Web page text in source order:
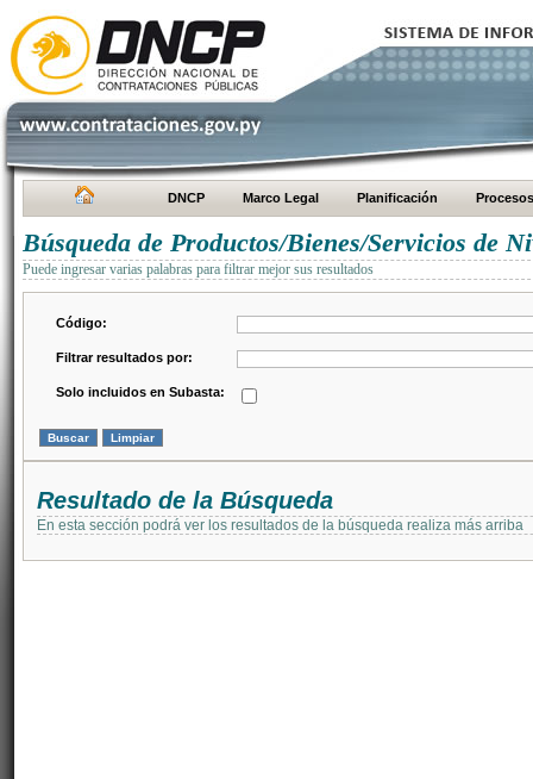
DNCP Marco Legal Planificación Procesos
Búsqueda de Productos/Bienes/Servicios de
Puede ingresar varias palabras para filtrar mejor sus resultados
Código:
Filtrar resultados por:
Solo incluidos en Subasta:
Resultado de la Búsqueda
En esta sección podrá ver los resultados de la búsqueda realiza más arriba